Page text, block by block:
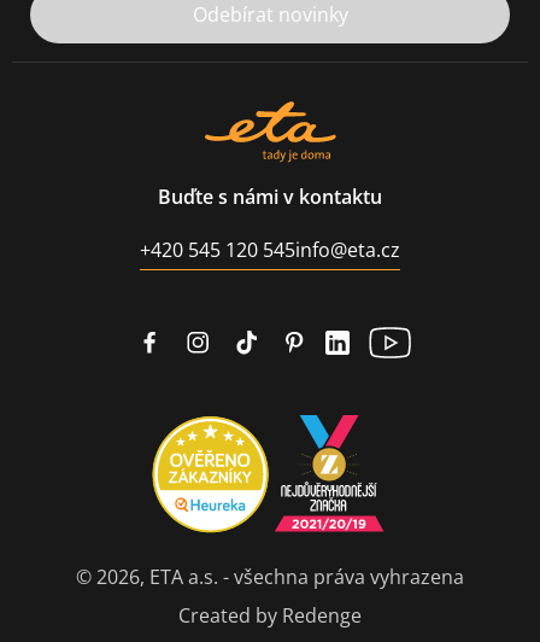
Odebírat novinky
Buďte s námi v kontaktu
+420 545 120 545info@eta.cz
© 2026, ETA a.s. - všechna práva vyhrazena
Created by Redenge